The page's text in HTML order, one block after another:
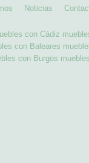
Noticias
con Cádiz
con Baleares
con Burgos